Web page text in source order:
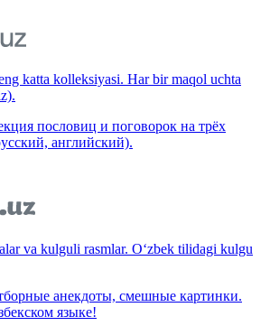
katta kolleksiyasi. Har bir maqol uchta
пословиц и поговорок на трёх
английский).
va kulguli rasmlar. O‘zbek tilidagi kulgu
анекдоты, смешные картинки.
языке!